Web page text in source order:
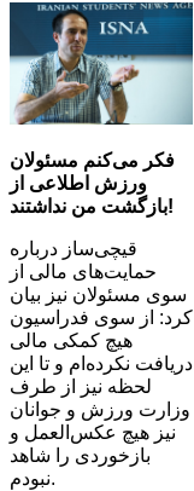
فکر می‌کنم مسئولان
ورزش اطلاعی از
بازگشت من نداشتند!
قیچی‌ساز درباره
حمایت‌های مالی از
سوی مسئولان نیز بیان
کرد:‌ از سوی فدراسیون
هیچ کمکی مالی
دریافت نکرده‌ام و تا این
لحظه نیز از طرف
وزارت ورزش و جوانان
نیز هیچ عکس‌العمل و
بازخوردی را شاهد
نبودم.